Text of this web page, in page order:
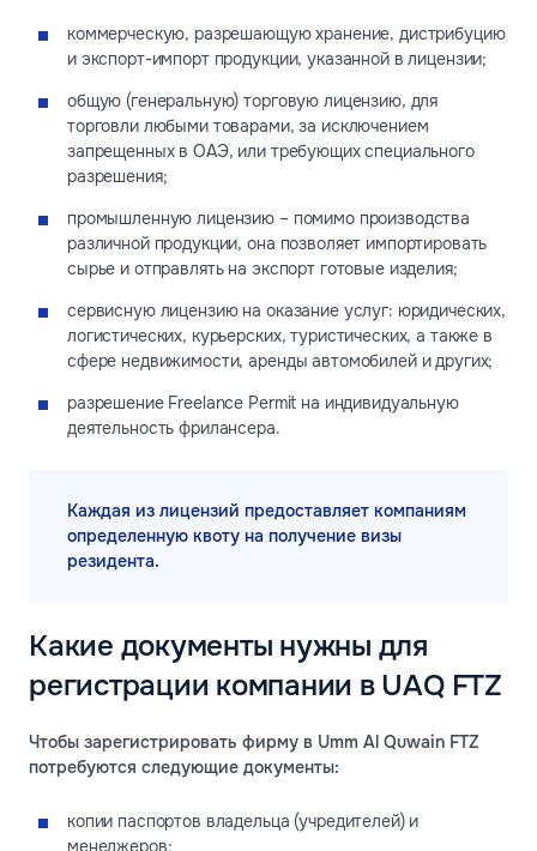
коммерческую, разрешающую хранение, дистрибуцию
и экспорт-импорт продукции, указанной в лицензии;
общую (генеральную) торговую лицензию, для
торговли любыми товарами, за исключением
запрещенных в ОАЭ, или требующих специального
разрешения;
промышленную лицензию – помимо производства
различной продукции, она позволяет импортировать
сырье и отправлять на экспорт готовые изделия;
сервисную лицензию на оказание услуг: юридических,
логистических, курьерских, туристических, а также в
сфере недвижимости, аренды автомобилей и других;
разрешение Freelance Permit на индивидуальную
деятельность фрилансера.
Каждая из лицензий предоставляет компаниям
определенную квоту на получение визы
резидента.
Какие документы нужны для
регистрации компании в UAQ FTZ
Чтобы зарегистрировать фирму в Umm Al Quwain FTZ
потребуются следующие документы:
копии паспортов владельца (учредителей) и
менеджеров;